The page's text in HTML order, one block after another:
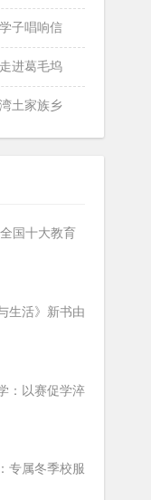
子唱响信
进葛毛坞
土家族乡
国十大教育
生活》新书由
：以赛促学淬
专属冬季校服